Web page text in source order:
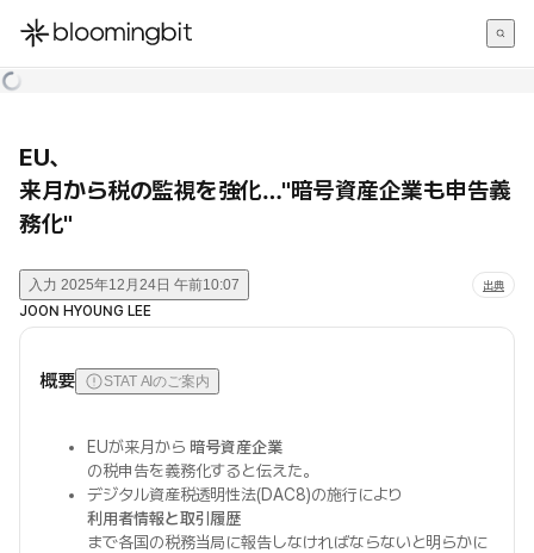
한국어
EU、
来月から税の監視を強化…"暗号資産企業も申告義
務化"
入力 2025年12月24日 午前10:07 出典
JOON HYOUNG LEE
概要 STAT AIのご案内
EUが来月から 暗号資産企業
の税申告を義務化すると伝えた。
デジタル資産税透明性法(DAC8)の施行により
利用者情報と取引履歴
まで各国の税務当局に報告しなければならないと明らかに